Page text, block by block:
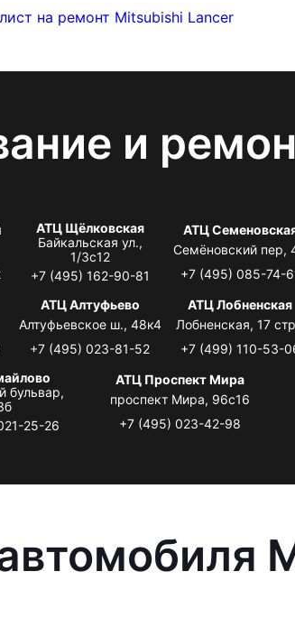
на ремонт Mitsubishi Lancer
и
АТЦ Щёлковская
Байкальская ул.,
1/3с12
+7 (495) 162-90-81
АТЦ
Семёновский пер,
+7 (495) 085-74-
АТЦ Алтуфьево
Алтуфьевское ш., 48к4
+7 (495) 023-81-52
АТЦ Лобненская
Лобненская, 17
+7 (499) 110-53-
бульвар,
25-26
АТЦ Проспект Мира
проспект Мира, 96с16
+7 (495) 023-42-98